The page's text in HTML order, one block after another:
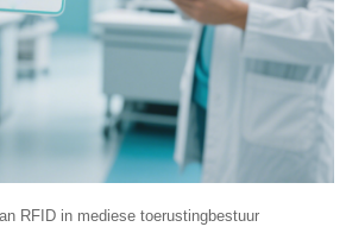
RFID in mediese toerustingbestuur